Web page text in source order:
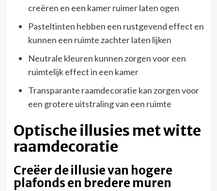
creëren en een kamer ruimer laten ogen
Pasteltinten hebben een rustgevend effect en
kunnen een ruimte zachter laten lijken
Neutrale kleuren kunnen zorgen voor een
ruimtelijk effect in een kamer
Transparante raamdecoratie kan zorgen voor
een grotere uitstraling van een ruimte
Optische illusies met witte
raamdecoratie
Creëer de illusie van hogere
plafonds en bredere muren